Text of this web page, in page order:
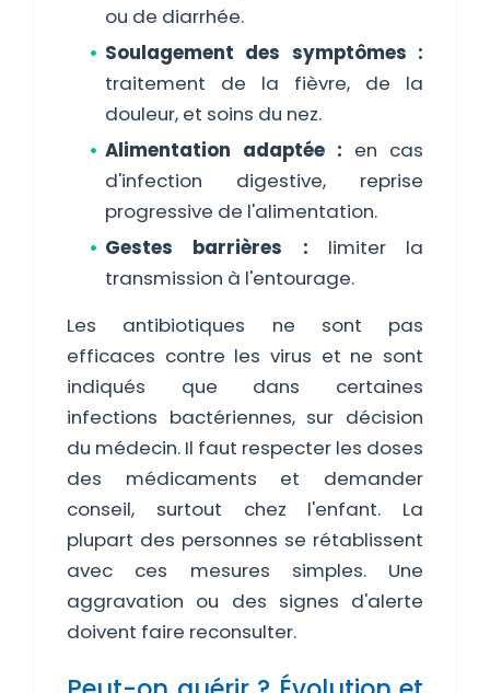
ou de diarrhée.
Soulagement des symptômes :
traitement de la fièvre, de la
douleur, et soins du nez.
Alimentation adaptée : en cas
d'infection digestive, reprise
progressive de l'alimentation.
Gestes barrières : limiter la
transmission à l'entourage.
Les antibiotiques ne sont pas
efficaces contre les virus et ne sont
indiqués que dans certaines
infections bactériennes, sur décision
du médecin. Il faut respecter les doses
des médicaments et demander
conseil, surtout chez l'enfant. La
plupart des personnes se rétablissent
avec ces mesures simples. Une
aggravation ou des signes d'alerte
doivent faire reconsulter.